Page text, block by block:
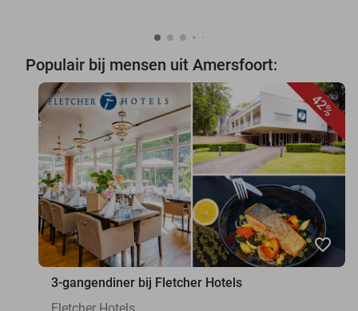
Populair bij mensen uit Amersfoort:
42%
favorite_border
3-gangendiner bij Fletcher Hotels
Fletcher Hotels